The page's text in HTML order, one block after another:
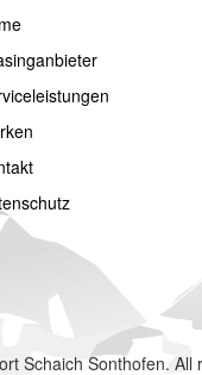
Schaich Sonthofen. All